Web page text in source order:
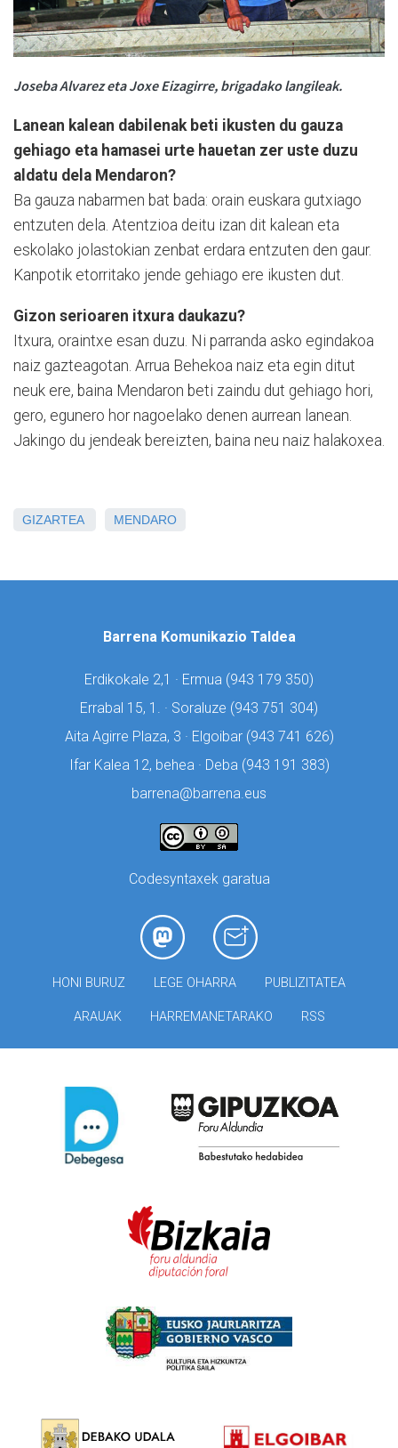
Joseba Alvarez eta Joxe Eizagirre, brigadako langileak.
Lanean kalean dabilenak beti ikusten du gauza
gehiago eta hamasei urte hauetan zer uste duzu
aldatu dela Mendaron?
Ba gauza nabarmen bat bada: orain euskara gutxiago
entzuten dela. Atentzioa deitu izan dit kalean eta
eskolako jolastokian zenbat erdara entzuten den gaur.
Kanpotik etorritako jende gehiago ere ikusten dut.
Gizon serioaren itxura daukazu?
Itxura, oraintxe esan duzu. Ni parranda asko egindakoa
naiz gazteagotan. Arrua Behekoa naiz eta egin ditut
neuk ere, baina Mendaron beti zaindu dut gehiago hori,
gero, egunero hor nagoelako denen aurrean lanean.
Jakingo du jendeak bereizten, baina neu naiz halakoxea.
GIZARTEA MENDARO
Barrena Komunikazio Taldea
Erdikokale 2,1 · Ermua (943 179 350)
Errabal 15, 1. · Soraluze (943 751 304)
Aita Agirre Plaza, 3 · Elgoibar (943 741 626)
Ifar Kalea 12, behea · Deba (943 191 383)
barrena@barrena.eus
Codesyntaxek garatua
HONI BURUZ LEGE OHARRA PUBLIZITATEA
ARAUAK HARREMANETARAKO RSS